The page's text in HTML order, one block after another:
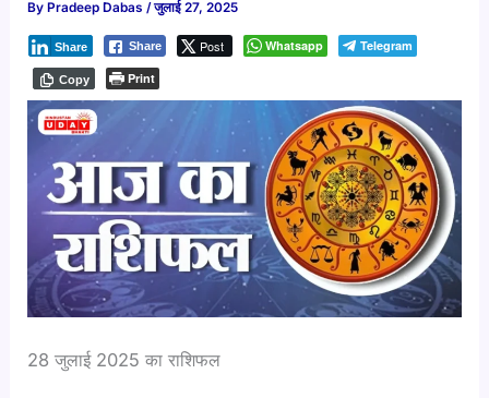
By Pradeep Dabas/जुलाई 27, 2025
Share Post
Share Whatsapp Telegram
Copy Print
28 जुलाई 2025 का राशिफल​